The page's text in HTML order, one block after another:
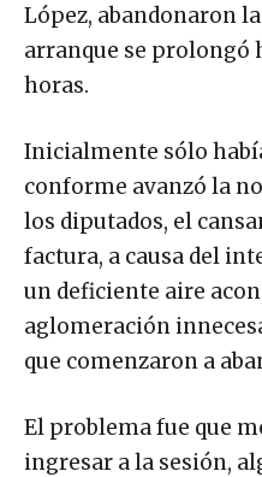
López, abandonaron
arranque se prolongó
horas.
Inicialmente sólo
conforme avanzó la
los diputados, el
factura, a causa del
un deficiente aire
aglomeración
que comenzaron a
El problema fue que
ingresar a la sesión,